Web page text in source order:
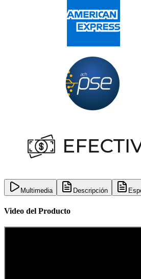
Multimedia Descripción
Video del Producto